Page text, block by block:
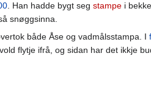
. Han hadde bygt seg stampe i
snøggsinna.
både Åse og vadmålsstampa. I
flytje ifrå, og sidan har det ikkje